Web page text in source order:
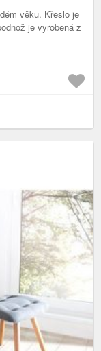
věku. Křeslo je
je vyrobená z